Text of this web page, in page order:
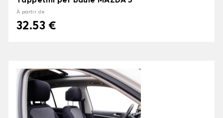
À partir de
32.53 €